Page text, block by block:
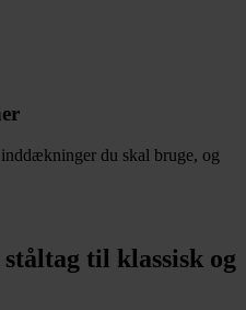
du skal bruge, og
til klassisk og